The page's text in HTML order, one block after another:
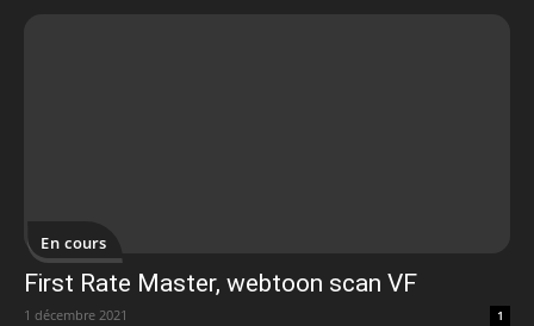
En cours
First Rate Master, webtoon scan VF
1 décembre 2021 1